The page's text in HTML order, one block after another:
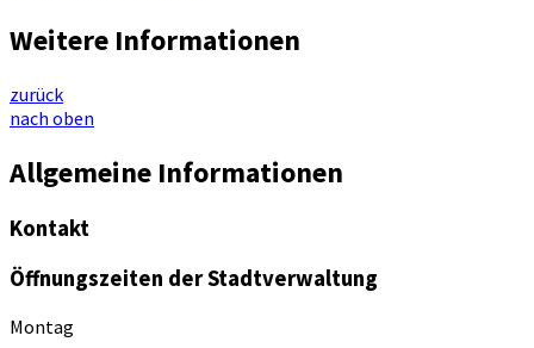
Weitere Informationen
zurück
nach oben
Allgemeine Informationen
Kontakt
Öffnungszeiten der Stadtverwaltung
Montag